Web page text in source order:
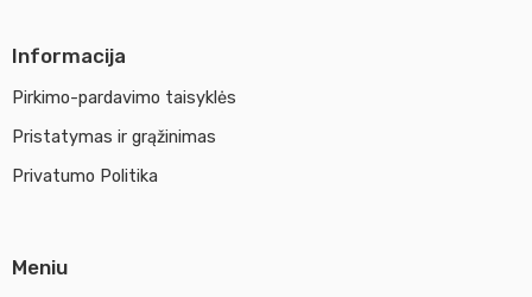
Informacija
Pirkimo-pardavimo taisyklės
Pristatymas ir grąžinimas
Privatumo Politika
Meniu